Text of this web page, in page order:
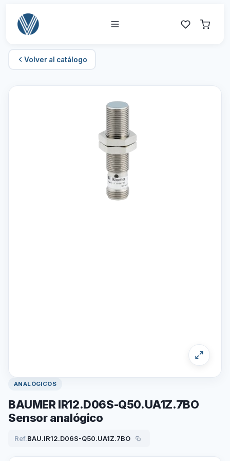
Volver al catálogo
ANALÓGICOS
BAUMER IR12.D06S-Q50.UA1Z.7BO
Sensor analógico
Ref.BAU.IR12.D06S-Q50.UA1Z.7BO